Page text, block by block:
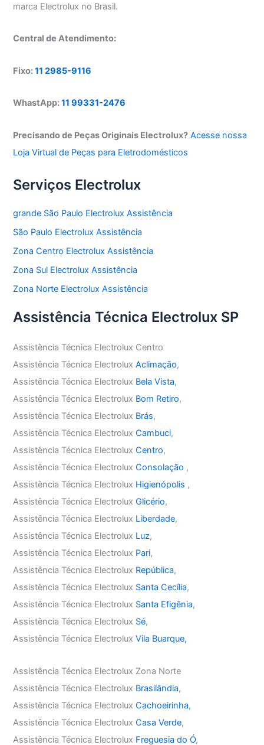
marca Electrolux no Brasil.
Central de Atendimento:
Fixo:11 2985-9116
WhastApp:11 99331-2476
Precisando de Peças Originais Electrolux? Acesse nossa
Loja Virtual de Peças para Eletrodomésticos
Serviços Electrolux
grande São Paulo Electrolux Assistência
São Paulo Electrolux Assistência
Zona Centro Electrolux Assistência
Zona Sul Electrolux Assistência
Zona Norte Electrolux Assistência
Assistência Técnica Electrolux SP
Assistência Técnica Electrolux Centro
Assistência Técnica ElectroluxAclimação,
Assistência Técnica Electrolux Bela Vista,
Assistência Técnica Electrolux Bom Retiro,
Assistência Técnica Electrolux Brás,
Assistência Técnica ElectroluxCambuci,
Assistência Técnica ElectroluxCentro,
Assistência Técnica ElectroluxConsolação ,
Assistência Técnica Electrolux Higienópolis ,
Assistência Técnica ElectroluxGlicério,
Assistência Técnica Electrolux Liberdade,
Assistência Técnica Electrolux Luz,
Assistência Técnica Electrolux Pari,
Assistência Técnica Electrolux República,
Assistência Técnica Electrolux Santa Cecília,
Assistência Técnica Electrolux Santa Efigênia,
Assistência Técnica Electrolux Sé,
Assistência Técnica ElectroluxVila Buarque,
Assistência Técnica Electrolux Zona Norte
Assistência Técnica Electrolux Brasilândia,
Assistência Técnica ElectroluxCachoeirinha,
Assistência Técnica ElectroluxCasa Verde,
Assistência Técnica Electrolux Freguesia do Ó,